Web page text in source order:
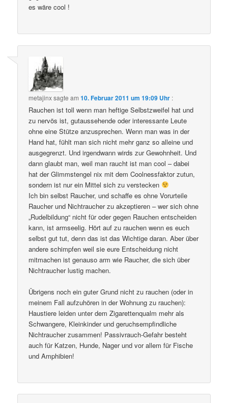
es wäre cool !
metajinxsagte am10. Februar 2011 um 19:09 Uhr :
Rauchen ist toll wenn man heftige Selbstzweifel hat und
zu nervös ist, gutaussehende oder interessante Leute
ohne eine Stütze anzusprechen. Wenn man was in der
Hand hat, fühlt man sich nicht mehr ganz so alleine und
ausgegrenzt. Und irgendwann wirds zur Gewohnheit. Und
dann glaubt man, weil man raucht ist man cool – dabei
hat der Glimmstengel nix mit dem Coolnessfaktor zutun,
sondern ist nur ein Mittel sich zu verstecken
Ich bin selbst Raucher, und schaffe es ohne Vorurteile
Raucher und Nichtraucher zu akzeptieren – wer sich ohne
„Rudelbildung“ nicht für oder gegen Rauchen entscheiden
kann, ist armseelig. Hört auf zu rauchen wenn es euch
selbst gut tut, denn das ist das Wichtige daran. Aber über
andere schimpfen weil sie eure Entscheidung nicht
mitmachen ist genauso arm wie Raucher, die sich über
Nichtraucher lustig machen.
Übrigens noch ein guter Grund nicht zu rauchen (oder in
meinem Fall aufzuhören in der Wohnung zu rauchen):
Haustiere leiden unter dem Zigarettenqualm mehr als
Schwangere, Kleinkinder und geruchsempfindliche
Nichtraucher zusammen! Passivrauch-Gefahr besteht
auch für Katzen, Hunde, Nager und vor allem für Fische
und Amphibien!